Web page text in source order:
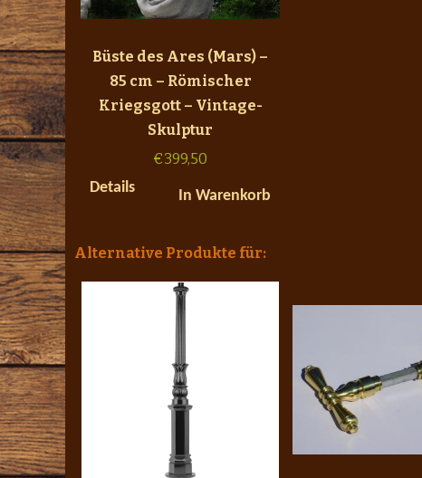
Büste des Ares (Mars) –
85 cm – Römischer
Kriegsgott – Vintage-
Skulptur
€399,50
Details
In Warenkorb
Alternative Produkte für: